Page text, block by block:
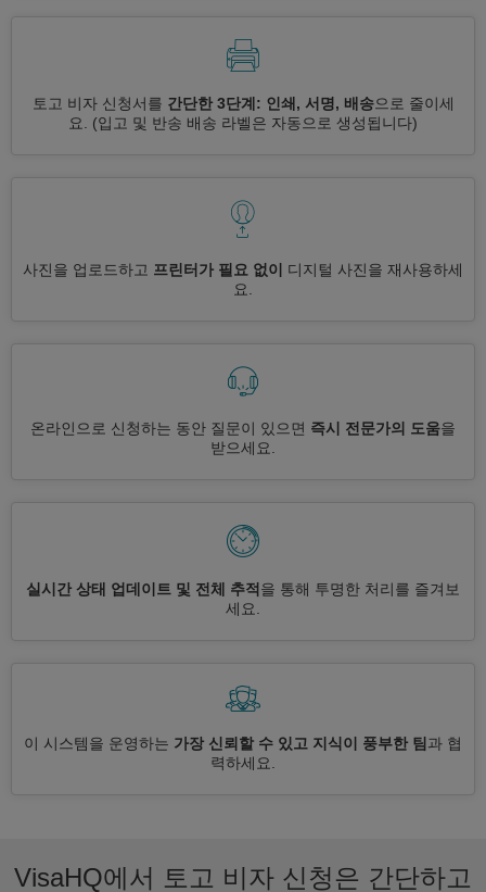
토고 비자 신청서를 간단한 3단계: 인쇄, 서명, 배송으로 줄이세
요.
(입고 및 반송 배송 라벨은 자동으로 생성됩니다)
사진을 업로드하고 프린터가 필요 없이
디지털 사진을 재사용하세
요.
온라인으로 신청하는 동안 질문이 있으면 즉시 전문가의 도움을
받으세요.
실시간 상태 업데이트 및 전체 추적 을 통해 투명한 처리를 즐겨보
세요.
이 시스템을 운영하는 가장 신뢰할 수 있고 지식이 풍부한 팀 과 협
력하세요.
VisaHQ에서 토고 비자 신청은 간단하고